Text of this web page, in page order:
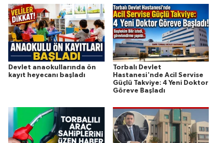
Devlet anaokullarında ön
kayıt heyecanı başladı
Torbalı Devlet
Hastanesi'nde Acil Servise
Güçlü Takviye: 4 Yeni Doktor
Göreve Başladı